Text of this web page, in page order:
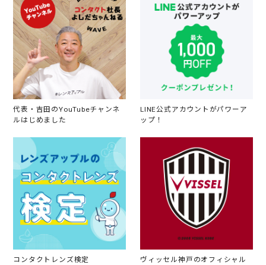
代表・吉田のYouTubeチャンネ
ルはじめました
LINE公式アカウントがパワーア
ップ！
コンタクトレンズ検定
ヴィッセル神戸のオフィシャル